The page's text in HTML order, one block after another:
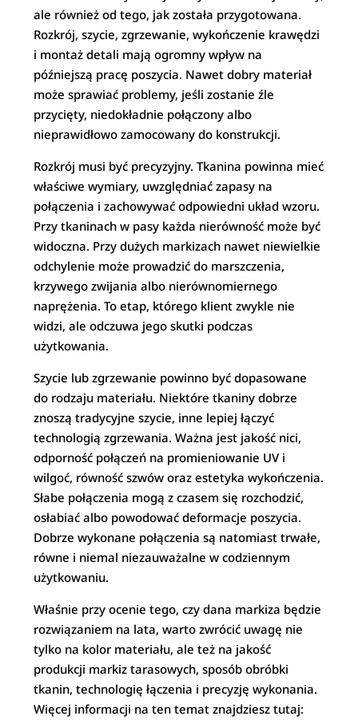
ale również od tego, jak została przygotowana.
Rozkrój, szycie, zgrzewanie, wykończenie krawędzi
i montaż detali mają ogromny wpływ na
późniejszą pracę poszycia. Nawet dobry materiał
może sprawiać problemy, jeśli zostanie źle
przycięty, niedokładnie połączony albo
nieprawidłowo zamocowany do konstrukcji.
Rozkrój musi być precyzyjny. Tkanina powinna mieć
właściwe wymiary, uwzględniać zapasy na
połączenia i zachowywać odpowiedni układ wzoru.
Przy tkaninach w pasy każda nierówność może być
widoczna. Przy dużych markizach nawet niewielkie
odchylenie może prowadzić do marszczenia,
krzywego zwijania albo nierównomiernego
naprężenia. To etap, którego klient zwykle nie
widzi, ale odczuwa jego skutki podczas
użytkowania.
Szycie lub zgrzewanie powinno być dopasowane
do rodzaju materiału. Niektóre tkaniny dobrze
znoszą tradycyjne szycie, inne lepiej łączyć
technologią zgrzewania. Ważna jest jakość nici,
odporność połączeń na promieniowanie UV i
wilgoć, równość szwów oraz estetyka wykończenia.
Słabe połączenia mogą z czasem się rozchodzić,
osłabiać albo powodować deformacje poszycia.
Dobrze wykonane połączenia są natomiast trwałe,
równe i niemal niezauważalne w codziennym
użytkowaniu.
Właśnie przy ocenie tego, czy dana markiza będzie
rozwiązaniem na lata, warto zwrócić uwagę nie
tylko na kolor materiału, ale też na jakość
produkcji markiz tarasowych, sposób obróbki
tkanin, technologię łączenia i precyzję wykonania.
Więcej informacji na ten temat znajdziesz tutaj: